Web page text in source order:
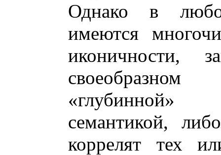
Однако в
имеются
иконичности,
«глубинной»
семантикой,
коррелят тех